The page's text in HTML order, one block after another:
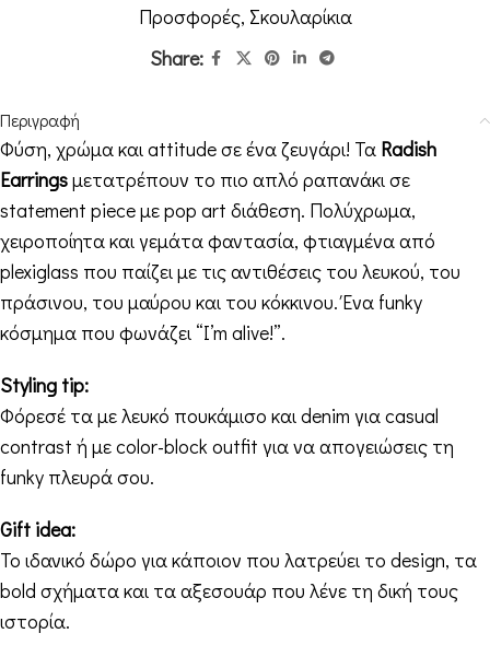
Προσφορές, Σκουλαρίκια
Share:
Περιγραφή
Φύση, χρώμα και attitude σε ένα ζευγάρι! Τα Radish
Earringsμετατρέπουν το πιο απλό ραπανάκι σε
statement piece με pop art διάθεση. Πολύχρωμα,
χειροποίητα και γεμάτα φαντασία, φτιαγμένα από
plexiglass που παίζει με τις αντιθέσεις του λευκού, του
πράσινου, του μαύρου και του κόκκινου. Ένα funky
κόσμημα που φωνάζει “I’m alive!”.
Styling tip:
Φόρεσέ τα με λευκό πουκάμισο και denim για casual
contrast ή με color-block outfit για να απογειώσεις τη
funky πλευρά σου.
Gift idea:
Το ιδανικό δώρο για κάποιον που λατρεύει το design, τα
bold σχήματα και τα αξεσουάρ που λένε τη δική τους
ιστορία.